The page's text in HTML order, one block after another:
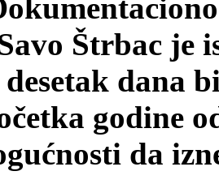
Štrbac je
desetak dana
godine
da